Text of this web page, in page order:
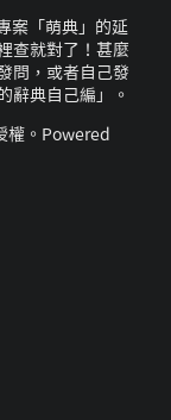
案「萌典」的延
查就對了！甚麼
問，或者自己發
辭典自己編」。
權。Powered